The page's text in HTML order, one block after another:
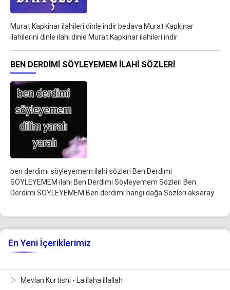
Murat Kapkinar ilahileri dinle indir bedava Murat Kapkinar
ilahilerini dinle ilahi dinle Murat Kapkinar ilahileri indir
BEN DERDIMI SÖYLEYEMEM ILAHI SÖZLERI
ben derdimi söyleyemem ilahi sözleri Ben Derdimi
SÖYLEYEMEM ilahi Ben Derdimi Söyleyemem Sözleri Ben
Derdimi SÖYLEYEMEM Ben derdimi hangi dağa Sözleri aksaray
En Yeni İçeriklerimiz
Mevlan Kurtishi - La ilaha illallah